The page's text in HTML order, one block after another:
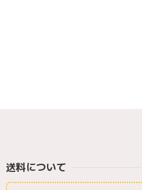
送料について